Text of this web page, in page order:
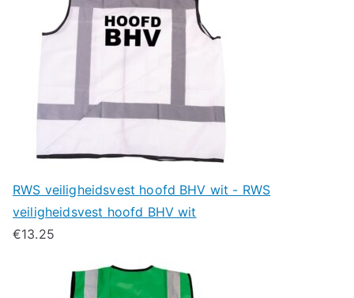
RWS veiligheidsvest hoofd BHV wit - RWS
veiligheidsvest hoofd BHV wit
€13.25